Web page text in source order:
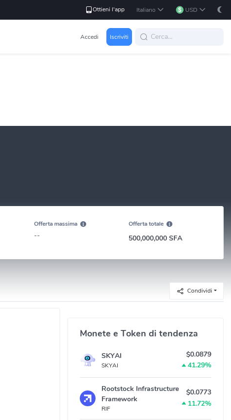
Ottieni l'app Italiano USD
Accedi Iscriviti
Offerta massima
--
Offerta totale
500,000,000 SFA
Condividi
Monete e Token di tendenza
SKYAI
SKYAI
$0.0879
41.29%
Rootstock Infrastructure
Framework
RIF
$0.0773
11.72%